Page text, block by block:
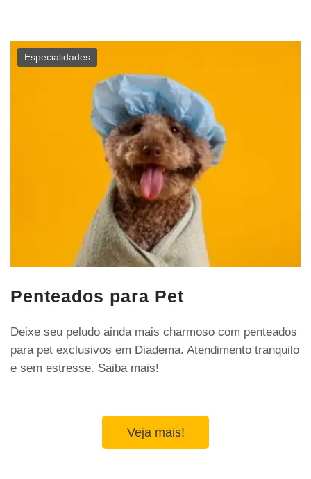
Especialidades
Penteados para Pet
Deixe seu peludo ainda mais charmoso com penteados
para pet exclusivos em Diadema. Atendimento tranquilo
e sem estresse. Saiba mais!
Veja mais!